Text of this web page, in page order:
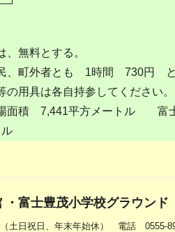
、無料とする。
民、町外者とも 1時間 730円
の用具は各自持参してください。
場面積 7,441平方メートル 富
・富士豊茂小学校グラウン
土日祝日、年末年始休） 電話 0555-